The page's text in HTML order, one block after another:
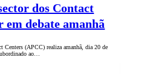
dos Contact
em debate amanhã
Centers (APCC) realiza amanhã, dia 20 de
ao…